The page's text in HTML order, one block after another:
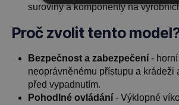
suroviny a komponenty na
Proč zvolit tento
Bezpečnost a zabezpečení -
neoprávněnému přístupu a krádeži
před vypadnutím.
Pohodlné ovládání - Výklopné